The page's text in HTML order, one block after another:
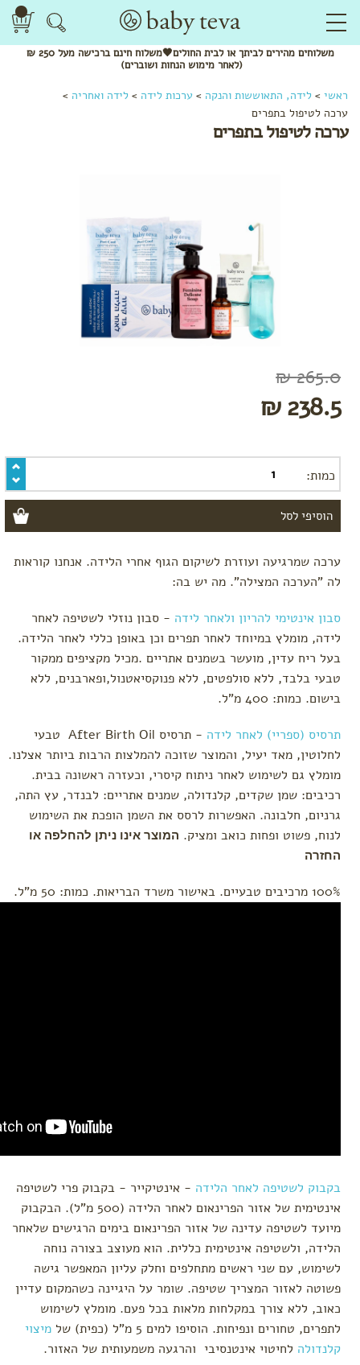
משלוחיםמהיריםלביתך או לבית החולים🖤משלוחחינם
ברכישה מעל 250 ₪
(לאחר מימוש הנחות ושוברים)
מתנות
לידה
הרגעה
הלידה
אווירה
בחדר
לידה
לידה
וחיזוק
תפרים
והתאוששות
מלידה
ראשי > לידה, התאוששות והנקה > ערכות לידה > לידה ואחריה >
ערכה לטיפול בתפרים
ערכה לטיפול בתפרים
265.0 ₪
238.5 ₪
כמות:
ערכה שמרגיעה ועוזרת לשיקום הגוף אחרי הלידה. אנחנו קוראות
לה "הערכה המצילה". מה יש בה:
סבון אינטימי להריון ולאחר לידה - סבון נוזלי לשטיפה לאחר
לידה, מומלץ במיוחד לאחר תפרים וכן באופן כללי לאחר הלידה.
בעל ריח עדין, מועשר בשמנים אתריים.מכיל מקציפים ממקור
טבעי בלבד, ללא סולפטים, ללא פנוקסיאטנול,ופארבנים, ללא
בישום. כמות: 400 מ"ל.
תרסיס (ספריי) לאחר לידה
- תרסיס After Birth Oil טבעי
לחלוטין, מאד יעיל, והמוצר שזוכה להמלצות הרבות ביותר אצלנו.
מומלץ גם לשימוש לאחר ניתוח קיסרי, וכעזרה ראשונה בבית.
רכיבים: שמן שקדים, קלנדולה, שמנים אתריים: לבנדר, עץ התה,
גרניום, חלבונה. האפשרות לרסס את השמן הופכת את השימוש
לנוח, פשוט ופחות כואב ומציק. המוצר אינו ניתן להחלפה או
החזרה
100% מרכיבים טבעיים. באישור משרד הבריאות. כמות: 50 מ"ל.
בקבוק לשטיפה לאחר הלידה - אינטיקייר - בקבוק פרי לשטיפה
אינטימית של אזור הפרינאום לאחר הלידה (500 מ"ל). הבקבוק
מיועד לשטיפה עדינה של אזור הפרינאום בימים הרגישים שלאחר
הלידה, ולשטיפה אינטימית כללית. הוא מעוצב בצורה נוחה
לשימוש, עם שני ראשים מתחלפים וחלק עליון המאפשר גישה
פשוטה לאזור המצריך שטיפה. שומר על היגיינה כשהמקום עדיין
כאוב, ללא צורך במקלחות מלאות בכל פעם. מומלץ לשימוש
לתפרים, טחורים ונפיחות. הוסיפו למים 5 מ"ל (כפית) של
מיצוי
קלנדולה לחיטוי אינטנסיבי והרגעה משמעותית של האזור.